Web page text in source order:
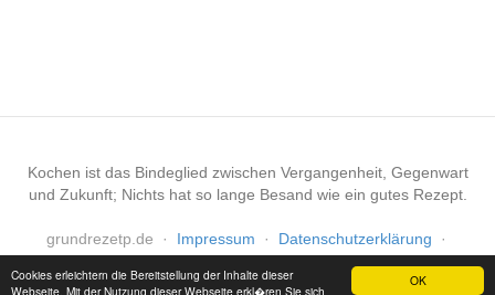
OK
Cookies erleichtern die Bereitstellung der Inhalte dieser
Webseite. Mit der Nutzung dieser Webseite erkl�ren Sie sich
Kochen ist das Bindeglied zwischen Vergangenheit, Gegenwart
und Zukunft; Nichts hat so lange Besand wie ein gutes Rezept.
grundrezetp.de · Impressum · Datenschutzerklärung
·
Haftungsausschluss